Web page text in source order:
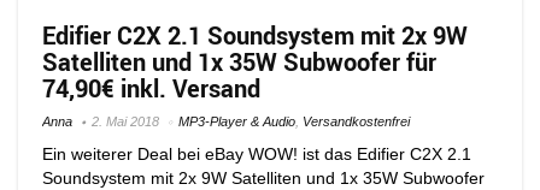
Edifier C2X 2.1 Soundsystem mit 2x 9W
Satelliten und 1x 35W Subwoofer für
74,90€ inkl. Versand
Anna 2. Mai 2018 MP3-Player & Audio Versandkostenfrei
Ein weiterer Deal bei eBay WOW! ist das Edifier C2X 2.1
Soundsystem mit 2x 9W Satelliten und 1x 35W Subwoofer